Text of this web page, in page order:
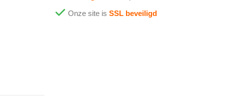
Onze site is SSL beveiligd